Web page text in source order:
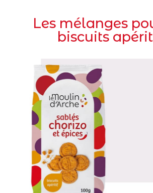
Les mélanges
biscuits